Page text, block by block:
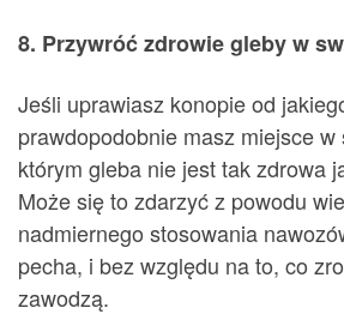
8. Przywróć zdrowie gleby w
Jeśli uprawiasz konopie od
prawdopodobnie masz miejsce
którym gleba nie jest tak zdrowa
Może się to zdarzyć z powodu
nadmiernego stosowania
pecha, i bez względu na to, co
zawodzą.